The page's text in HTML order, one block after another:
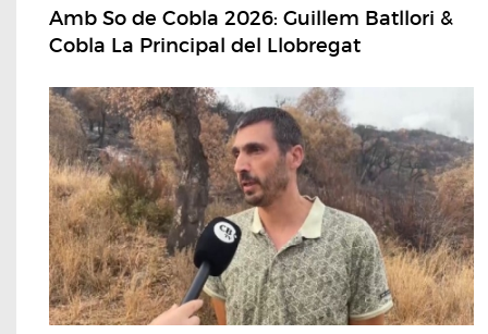
Amb So de Cobla 2026: Guillem Batllori &
Cobla La Principal del Llobregat